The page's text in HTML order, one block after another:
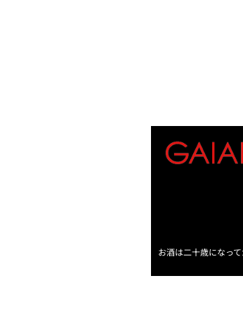
お酒は二十歳になっ